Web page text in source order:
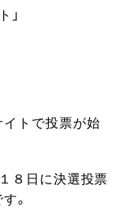
」
トで投票が始
８日に決選投票
。